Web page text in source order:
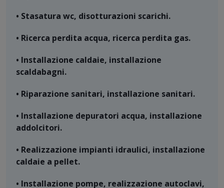
• Stasatura wc, disotturazioni scarichi.
• Ricerca perdita acqua, ricerca perdita gas.
• Installazione caldaie, installazione
scaldabagni.
• Riparazione sanitari, installazione sanitari.
• Installazione depuratori acqua, installazione
addolcitori.
• Realizzazione impianti idraulici, installazione
caldaie a pellet.
• Installazione pompe, realizzazione autoclavi,